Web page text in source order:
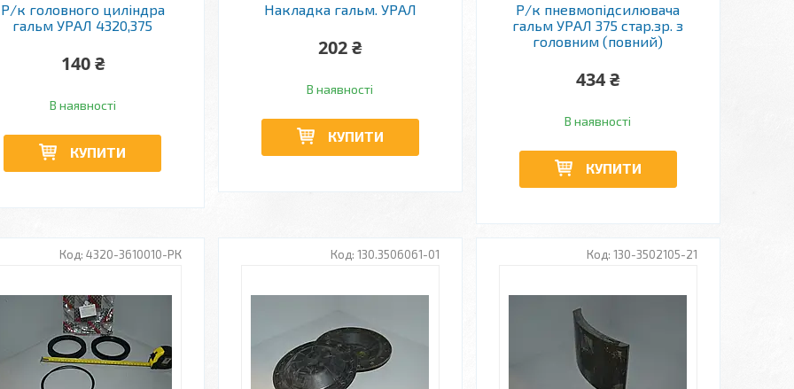
Р/к головного циліндра
гальм УРАЛ 4320,375
140 ₴
В наявності
КУПИТИ
Накладка гальм. УРАЛ
202 ₴
В наявності
КУПИТИ
Р/к пневмопідсилювача
гальм УРАЛ 375 стар.зр. з
головним (повний)
434 ₴
В наявності
КУПИТИ
4320-3610010-РК 130.3506061-01 130-3502105-21